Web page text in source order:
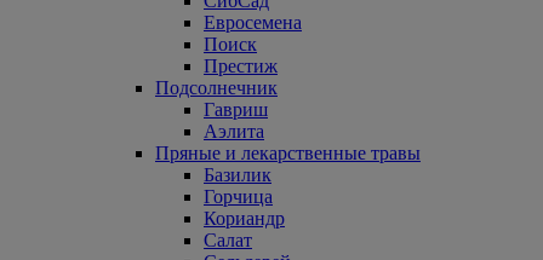
Евросемена
Поиск
Престиж
Подсолнечник
Гавриш
Аэлита
Пряные и лекарственные травы
Базилик
Горчица
Кориандр
Салат